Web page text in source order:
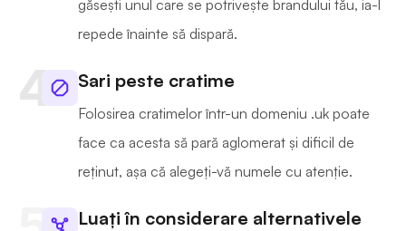
găsești unul care se potrivește brandului tău, ia-l
repede înainte să dispară.
Sari peste cratime
Folosirea cratimelor într-un domeniu .uk poate
face ca acesta să pară aglomerat și dificil de
reținut, așa că alegeți-vă numele cu atenție.
Luați în considerare alternativele